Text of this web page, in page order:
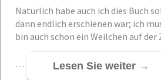
Natürlich habe auch ich dies Buch
dann endlich erschienen war; ich
bin auch schon ein Weilchen auf
… Lesen Sie weiter →